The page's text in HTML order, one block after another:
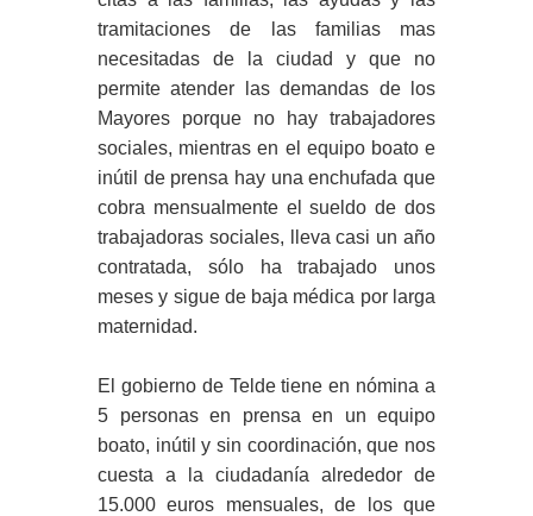
tramitaciones de las familias mas
necesitadas de la ciudad y que no
permite atender las demandas de los
Mayores porque no hay trabajadores
sociales, mientras en el equipo boato e
inútil de prensa hay una enchufada que
cobra mensualmente el sueldo de dos
trabajadoras sociales, lleva casi un año
contratada, sólo ha trabajado unos
meses y sigue de baja médica por larga
maternidad.
El gobierno de Telde tiene en nómina a
5 personas en prensa en un equipo
boato, inútil y sin coordinación, que nos
cuesta a la ciudadanía alrededor de
15.000 euros mensuales, de los que